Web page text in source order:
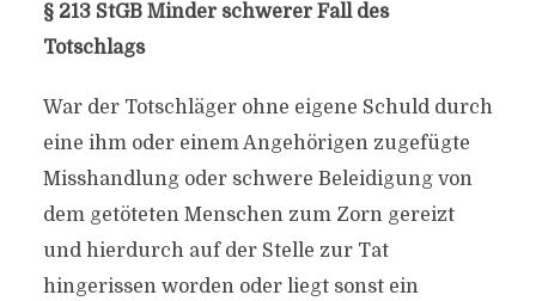
§ 213 StGB Minder schwerer Fall des
Totschlags
War der Totschläger ohne eigene Schuld durch
eine ihm oder einem Angehörigen zugefügte
Misshandlung oder schwere Beleidigung von
dem getöteten Menschen zum Zorn gereizt
und hierdurch auf der Stelle zur Tat
hingerissen worden oder liegt sonst ein